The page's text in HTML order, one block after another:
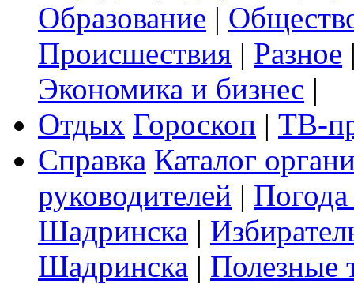
Образование |
Происшествия | Разное
Экономика и бизнес |
Отдых Гороскоп | ТВ-
Справка Каталог
руководителей |
Шадринска |
Шадринска | Полезные